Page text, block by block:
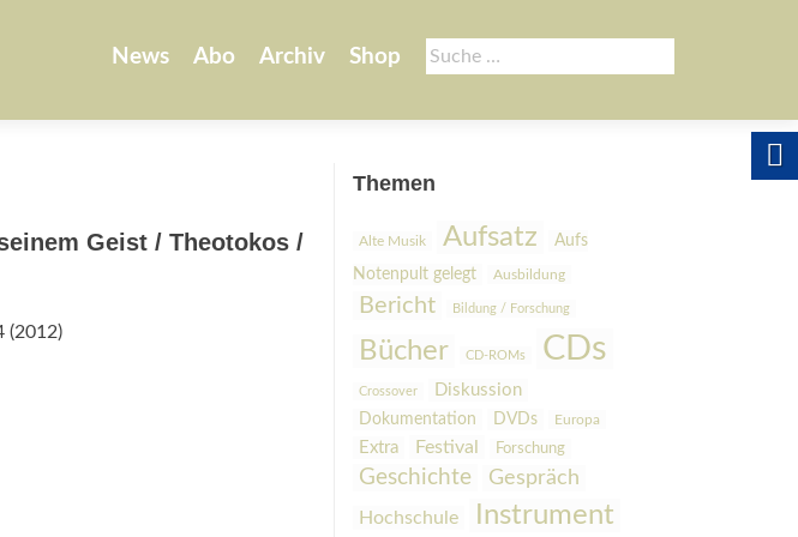
Suche
nach:
News Abo Archiv Shop
Geist / Theotokos /
(2012)
Themen
Alte Musik Aufsatz
Aufs
Notenpult gelegt
Ausbildung
Bericht Bildung / Forschung
Bücher CD-ROMs CDs
Crossover Diskussion
Dokumentation DVDs Europa
Extra Festival Forschung
Geschichte Gespräch
Hochschule Instrument